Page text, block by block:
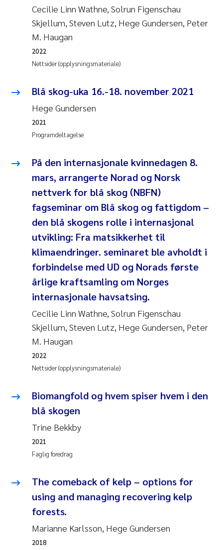
2018
2017
2016
2015
2014
2011
2010
2008
2007
2006
2005
Julia Szulecka
Aase Jeanette Kvanneid
Ellen Johannesen
Steen Wilhelm Knudsen
Sindre Langaas
Øyvind Kaste
Christian Vogelsang
Rolf David Vogt
Marta Moyano
Sandra Stadniczenko Gran
Maximilian Nawrath
Emmy Falk Nøklebye
Kathrine Ivsett Johnsen
Line Johanne Barkved
Pawel Krzeminski
Chiara Consolaro
Frode Sundnes
Cecilie Linn Wathne, Solrun Figenschau
Skjellum, Steven Lutz, Hege Gundersen, Peter
M. Haugan
Nettsider (opplysningsmateriale)
2022
Blå skog-uka 16.-18. november 2021
Hege Gundersen
Programdeltagelse
2021
På den internasjonale kvinnedagen 8.
mars, arrangerte Norad og Norsk
nettverk for blå skog (NBFN)
fagseminar om Blå skog og fattigdom –
den blå skogens rolle i internasjonal
utvikling: Fra matsikkerhet til
klimaendringer. seminaret ble avholdt i
forbindelse med UD og Norads første
årlige kraftsamling om Norges
internasjonale havsatsing.
Cecilie Linn Wathne, Solrun Figenschau
Skjellum, Steven Lutz, Hege Gundersen, Peter
M. Haugan
Nettsider (opplysningsmateriale)
2022
Biomangfold og hvem spiser hvem i den
blå skogen
Trine Bekkby
Faglig foredrag
2021
The comeback of kelp – options for
using and managing recovering kelp
forests.
Marianne Karlsson, Hege Gundersen
2018